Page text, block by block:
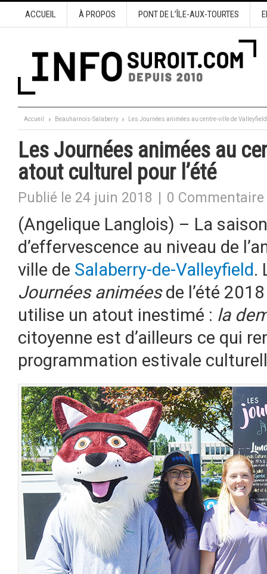
ACCUEIL À PROPOS PONT DE L’ÎLE-AUX-TOURTES
Accueil Beauharnois-Salaberry Les Journées animées au centre-ville de
Les Journées animées au
atout culturel pour l’été
Publié le 24 juin 2018 0 Commentaire
(Angelique Langlois) – La
d’effervescence au niveau de
ville de Salaberry-de-Valleyfield.
Journées animéesde l’été
utilise un atout inestimé : la
citoyenne est d’ailleurs ce qui
programmation estivale